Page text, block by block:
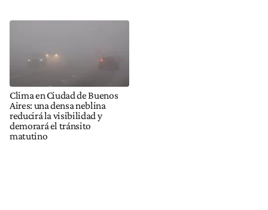
Clima en Ciudad de Buenos
Aires: una densa neblina
reducirá la visibilidad y
demorará el tránsito
matutino